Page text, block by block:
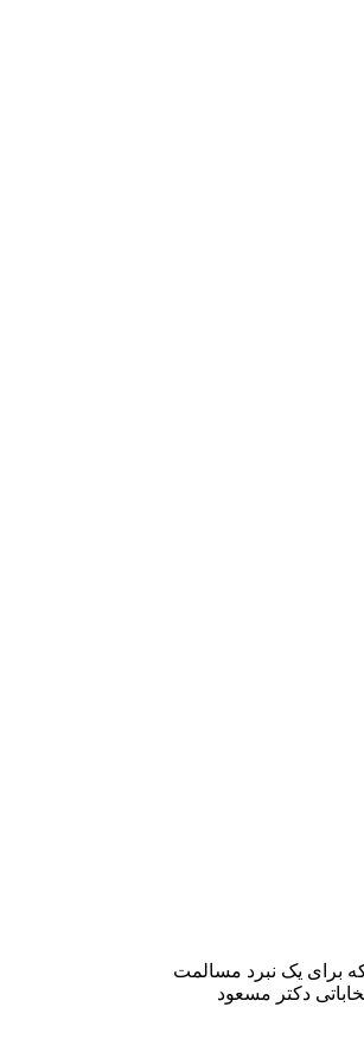
برای یک نبرد مسالمت
۲۳ خرداد ماه ۱۴۰۳ در آیین افتتاحیه ستاد انتخاباتی دکتر مسعود